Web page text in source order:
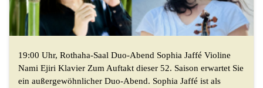
19:00 Uhr, Rothaha-Saal Duo-Abend Sophia Jaffé Violine
Nami Ejiri Klavier Zum Auftakt dieser 52. Saison erwartet Sie
ein außergewöhnlicher Duo-Abend. Sophia Jaffé ist als